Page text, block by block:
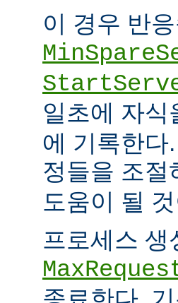
이 경우 반
일초에 자
에 기록한다
정들을 조절
도움이 될
프로세스 생